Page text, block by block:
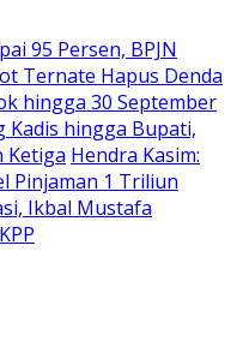
95 Persen, BPJN
Ternate Hapus Denda
hingga 30 September
Kadis hingga Bupati,
Ketiga Hendra Kasim:
Pinjaman 1 Triliun
Ikbal Mustafa